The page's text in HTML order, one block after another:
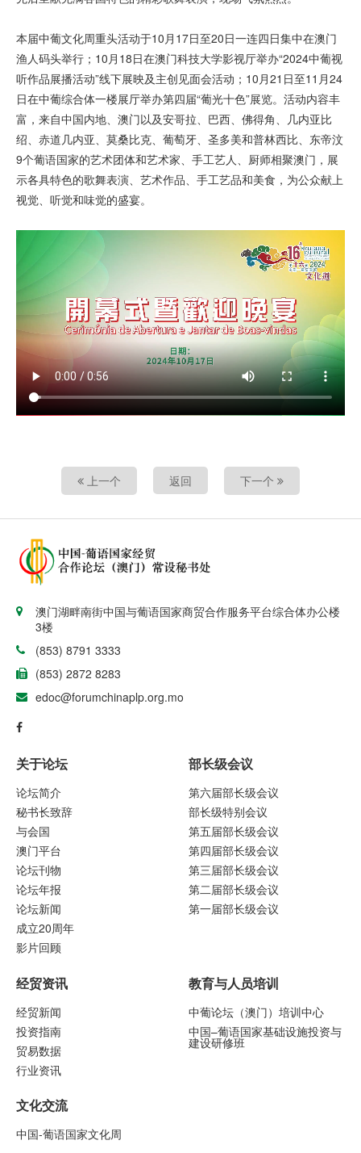
本届中葡文化周重头活动于10月17日至20日一连四日集中在澳门
渔人码头举行；10月18日在澳门科技大学影视厅举办“2024中葡视
听作品展播活动”线下展映及主创见面会活动；10月21日至11月24
日在中葡综合体一楼展厅举办第四届“葡光十色”展览。活动内容丰
富，来自中国内地、澳门以及安哥拉、巴西、佛得角、几内亚比
绍、赤道几内亚、莫桑比克、葡萄牙、圣多美和普林西比、东帝汶
9个葡语国家的艺术团体和艺术家、手工艺人、厨师相聚澳门，展
示各具特色的歌舞表演、艺术作品、手工艺品和美食，为公众献上
视觉、听觉和味觉的盛宴。
上一个 返回 下一个
澳门湖畔南街中国与葡语国家商贸合作服务平台综合体办公楼
3楼
(853) 8791 3333
(853) 2872 8283
edoc@forumchinaplp.org.mo
关于论坛
论坛简介
秘书长致辞
与会国
澳门平台
论坛刊物
论坛年报
论坛新闻
成立20周年
影片回顾
部长级会议
第六届部长级会议
部长级特别会议
第五届部长级会议
第四届部长级会议
第三届部长级会议
第二届部长级会议
第一届部长级会议
经贸资讯
经贸新闻
投资指南
贸易数据
行业资讯
文化交流
中国-葡语国家文化周
教育与人员培训
中葡论坛（澳门）培训中心
中国–葡语国家基础设施投资与
建设研修班